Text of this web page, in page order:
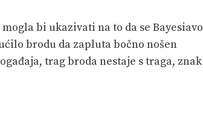
bi ukazivati ​​na to da se Bayesiavo
brodu da zapluta bočno nošen
trag broda nestaje s traga, znak